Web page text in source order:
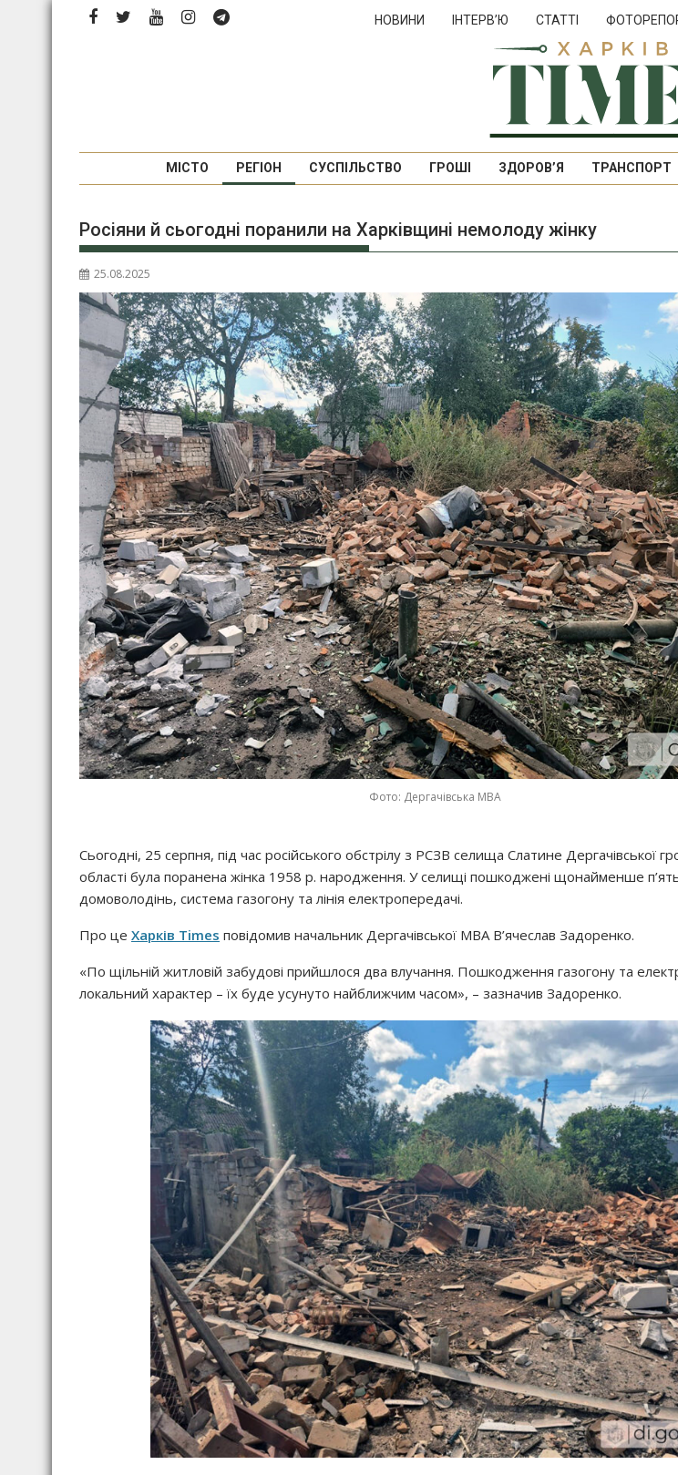
Перейти
НОВИНИ ІНТЕРВ’Ю СТАТТІ
МІСТО РЕГІОН СУСПІЛЬСТВО ГРОШІ ЗДОРОВ’Я ТРАНСПОРТ
Росіяни й сьогодні поранили на Харківщині немолоду жінку
25.08.2025
Фото: Дергачівська МВА
Сьогодні, 25 серпня, під час російського обстрілу з РСЗВ селища Слатине Дергачівської
області була поранена жінка 1958 р. народження. У селищі пошкоджені щонайменше
домоволодінь, система газогону та лінія електропередачі.
Про це Харків Times повідомив начальник Дергачівської МВА В’ячеслав Задоренко.
«По щільній житловій забудові прийшлося два влучання. Пошкодження газогону та
локальний характер – їх буде усунуто найближчим часом», – зазначив Задоренко.